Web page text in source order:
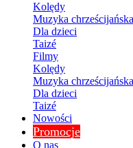
Kolędy
Muzyka chrześcijańska
Dla dzieci
Taizé
Filmy
Kolędy
Muzyka chrześcijańska
Dla dzieci
Taizé
Nowości
Promocje
O nas